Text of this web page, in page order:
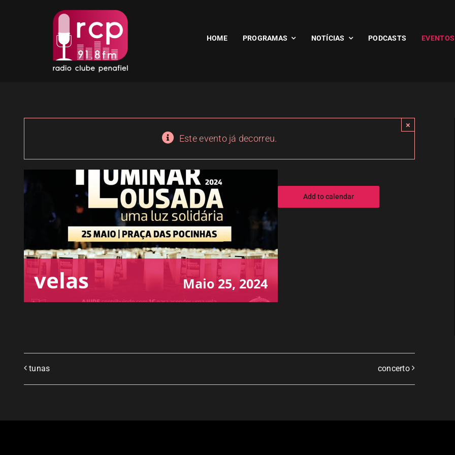
HOME PROGRAMAS NOTÍCIAS PODCASTS EVENTOS
Este evento já decorreu.
×
velas Maio 25, 2024
Add to calendar
tunas concerto